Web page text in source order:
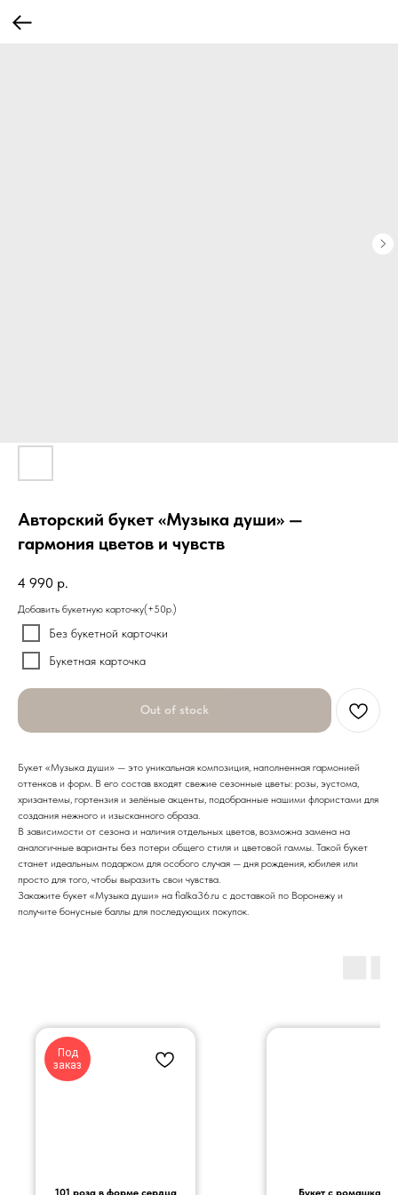
Авторский букет «Музыка души» —
гармония цветов и чувств
4 990 р.
Добавить букетную карточку(+50р.)
Без букетной карточки
Букетная карточка
Out of stock
Букет «Музыка души» — это уникальная композиция, наполненная гармонией
оттенков и форм. В его состав входят свежие сезонные цветы: розы, эустома,
хризантемы, гортензия и зелёные акценты, подобранные нашими флористами для
создания нежного и изысканного образа.
В зависимости от сезона и наличия отдельных цветов, возможна замена на
аналогичные варианты без потери общего стиля и цветовой гаммы. Такой букет
станет идеальным подарком для особого случая — дня рождения, юбилея или
просто для того, чтобы выразить свои чувства.
Закажите букет «Музыка души» на fialka36.ru с доставкой по Воронежу и
получите бонусные баллы для последующих покупок.
Под
заказ